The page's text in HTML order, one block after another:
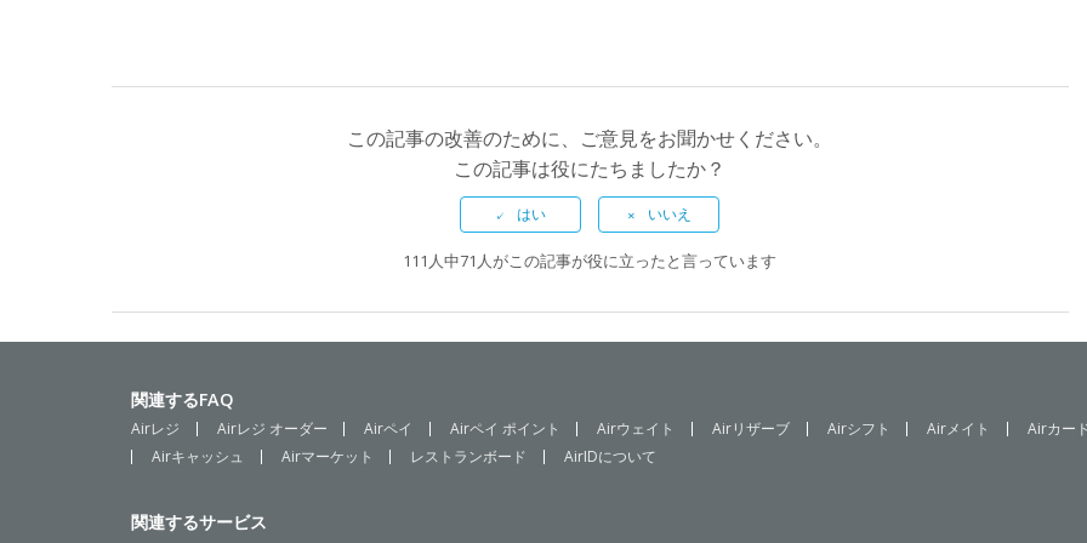
この記事の改善のために、ご意見をお聞かせください。
この記事は役にたちましたか？
111人中71人がこの記事が役に立ったと言っています
関連するFAQ
Airレジ Airレジ オーダー Airペイ Airペイ ポイント Airウェイト Airリザーブ Airシフト Airメイト Airカー
Airキャッシュ
Airマーケット レストランボード AirIDについて
関連するサービス